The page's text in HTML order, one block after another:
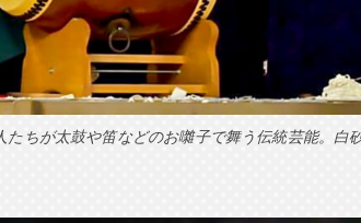
ちが太鼓や笛などのお囃子で舞う伝統芸能。白